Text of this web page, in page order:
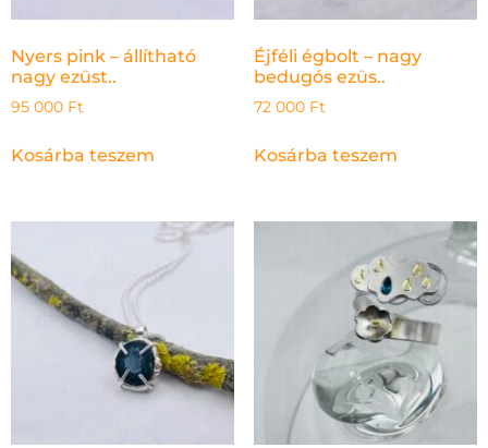
Nyers pink – állítható
nagy ezüst..
95 000 Ft
Kosárba teszem
Éjféli égbolt – nagy
bedugós ezüs..
72 000 Ft
Kosárba teszem